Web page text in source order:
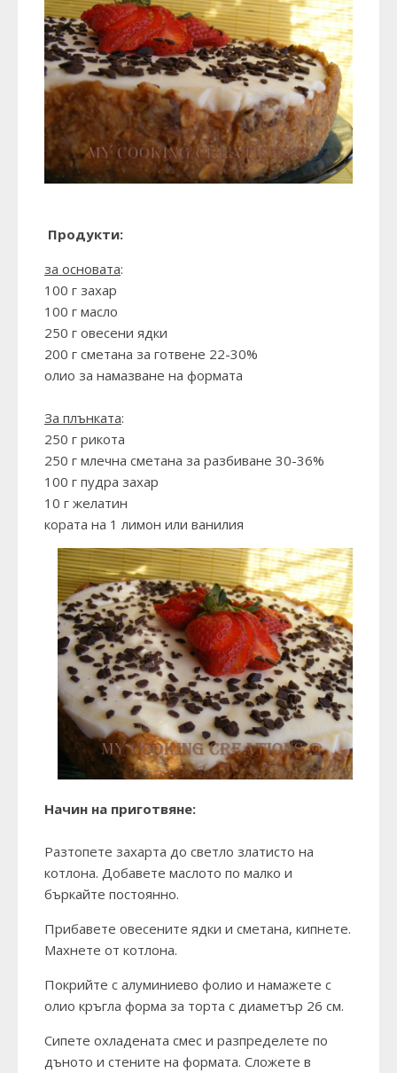
Продукти:
за основата:
100 г захар
100 г масло
250 г овесени ядки
200 г сметана за готвене 22-30%
олио за намазване на формата
За плънката:
250 г рикота
250 г млечна сметана за разбиване 30-36%
100 г пудра захар
10 г желатин
кората на 1 лимон или ванилия
Начин на приготвяне:
Разтопете захарта до светло златисто на
котлона. Добавете маслото по малко и
бъркайте постоянно.
Прибавете овесените ядки и сметана, кипнете.
Махнете от котлона.
Покрийте с алуминиево фолио и намажете с
олио кръгла форма за торта с диаметър 26 см.
Сипете охладената смес и разпределете по
дъното и стените на формата. Сложете в